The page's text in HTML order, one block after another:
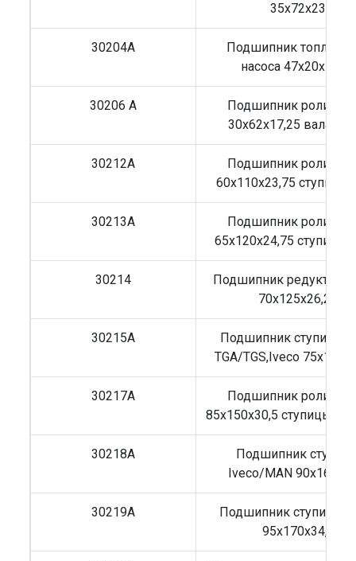
35x72x23
30204A
Подшипник
насоса 47x20x15,25
30206 A
Подшипник
30x62x17,25 вала
30212A
Подшипник
60x110x23,75 ступицы
30213A
Подшипник
65х120х24,75 ступицы
30214
Подшипник редуктора
70x125x26,25
30215A
Подшипник ступицы
TGA/TGS,Iveco
30217A
Подшипник
85х150х30,5 ступицы /
30218A
Подшипник
Iveco/MAN
30219A
Подшипник ступицы
95х170х34,4